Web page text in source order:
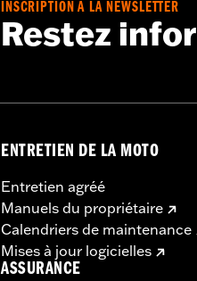
INSCRIPTION À LA NEWSLETTER
Restez
ENTRETIEN DE LA MOTO
Entretien agréé
Manuels du propriétaire
Calendriers de maintenance
Mises à jour logicielles
ASSURANCE